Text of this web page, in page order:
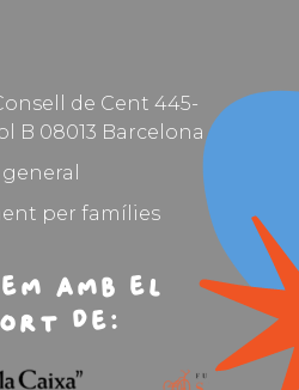
de Cent 445-
B 08013 Barcelona
per famílies
amb el
de: